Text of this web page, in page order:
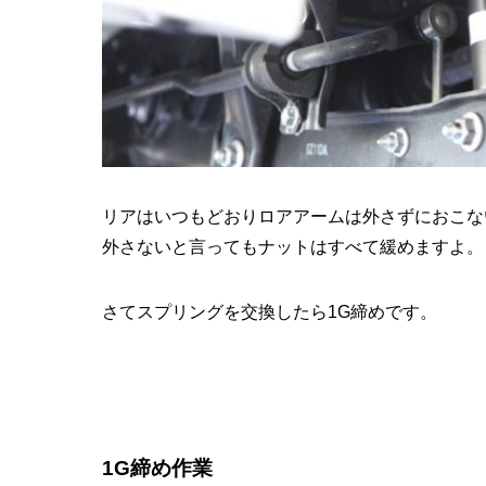
リアはいつもどおりロアアームは外さずにおこ
外さないと言ってもナットはすべて緩めますよ。
さてスプリングを交換したら1G締めです。
1G締め作業